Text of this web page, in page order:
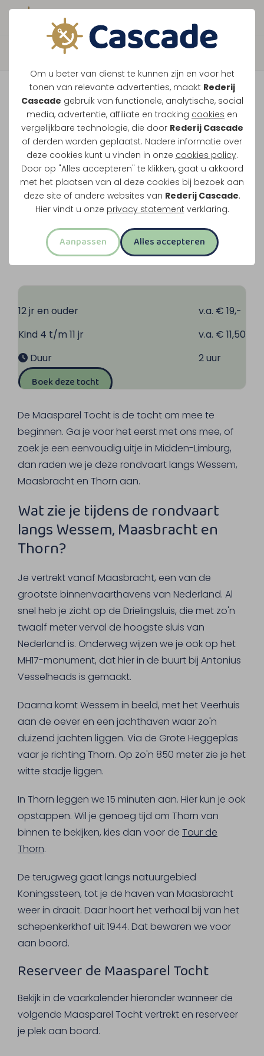
Om u beter van dienst te kunnen zijn en voor het
tonen van relevante advertenties, maakt Rederij
Cascade gebruik van functionele, analytische, social
media, advertentie, affiliate en tracking cookies en
vergelijkbare technologie, die door Rederij Cascade
of derden worden geplaatst. Nadere informatie over
deze cookies kunt u vinden in onze cookies policy.
Door op "Alles accepteren" te klikken, gaat u akkoord
met het plaatsen van al deze cookies bij bezoek aan
deze site of andere websites van Rederij Cascade.
Hier vindt u onze privacy statement verklaring.
Aanpassen Alles accepteren
Boek direct je vaart
Terug
Maasparel Tocht
Vaar langs Maasbracht, Wessem en het witte
stadje Thorn. Dit klassieke rondje over de
Maasplassen vertrekt vanuit Maasbracht of
Thorn.
Midden-Limburg in één rondvaart
Twee uur varen
Opstappen in Maasbracht of Thorn
Meest familievriendelijke rondvaart
12 jr en ouder
v.a. € 19,-
Kind 4 t/m 11 jr
v.a. € 11,50
Duur
2 uur
Boek deze tocht
De Maasparel Tocht is de tocht om mee te
beginnen. Ga je voor het eerst met ons mee, of
zoek je een eenvoudig uitje in Midden-Limburg,
dan raden we je deze rondvaart langs Wessem,
Maasbracht en Thorn aan.
Wat zie je tijdens de rondvaart
langs Wessem, Maasbracht en
Thorn?
Je vertrekt vanaf Maasbracht, een van de
grootste binnenvaarthavens van Nederland. Al
snel heb je zicht op de Drielingsluis, die met zo'n
twaalf meter verval de hoogste sluis van
Nederland is. Onderweg wijzen we je ook op het
MH17-monument, dat hier in de buurt bij Antonius
Vesselheads is gemaakt.
Daarna komt Wessem in beeld, met het Veerhuis
aan de oever en een jachthaven waar zo'n
duizend jachten liggen. Via de Grote Heggeplas
vaar je richting Thorn. Op zo'n 850 meter zie je het
witte stadje liggen.
In Thorn leggen we 15 minuten aan. Hier kun je ook
opstappen. Wil je genoeg tijd om Thorn van
binnen te bekijken, kies dan voor de Tour de
Thorn.
De terugweg gaat langs natuurgebied
Koningssteen, tot je de haven van Maasbracht
weer in draait. Daar hoort het verhaal bij van het
schepenkerkhof uit 1944. Dat bewaren we voor
aan boord.
Reserveer de Maasparel Tocht
Bekijk in de vaarkalender hieronder wanneer de
volgende Maasparel Tocht vertrekt en reserveer
je plek aan boord.